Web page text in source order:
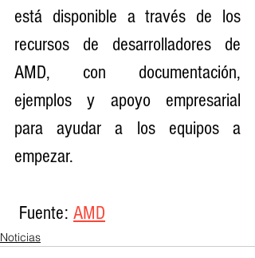
está disponible a través de los
recursos de desarrolladores de
AMD, con documentación,
ejemplos y apoyo empresarial
para ayudar a los equipos a
empezar.
Fuente: AMD
Noticias